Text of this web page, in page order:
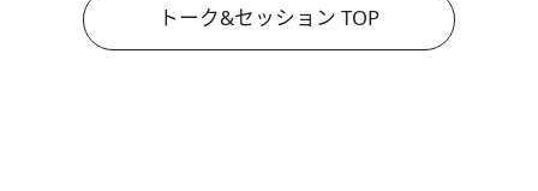
トーク&セッション TOP